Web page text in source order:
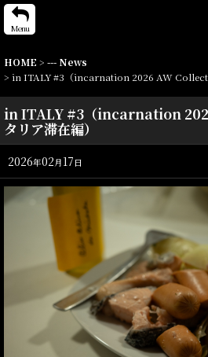
Menu
HOME > --- News
> in ITALY #3（incarnation 2026 AW
in ITALY #3（incarnation
タリア滞在編）
2026年02月 17 日